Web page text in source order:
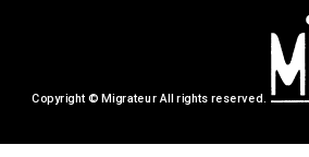
Copyright © Migrateur All rights reserved.